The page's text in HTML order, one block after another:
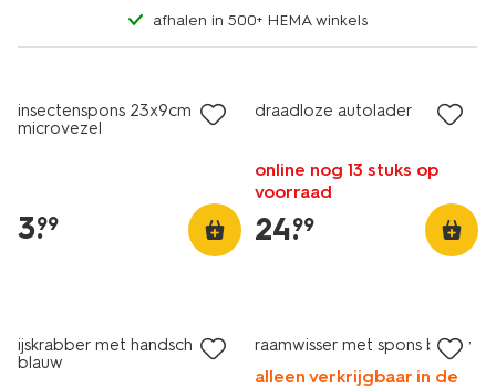
afhalen in 500+ HEMA winkels
insectenspons 23x9cm
microvezel
3.
99
draadloze autolader
online nog 13 stuks op
voorraad
24.
99
ijskrabber met handschoen
blauw
raamwisser met spons blauw
alleen verkrijgbaar in de